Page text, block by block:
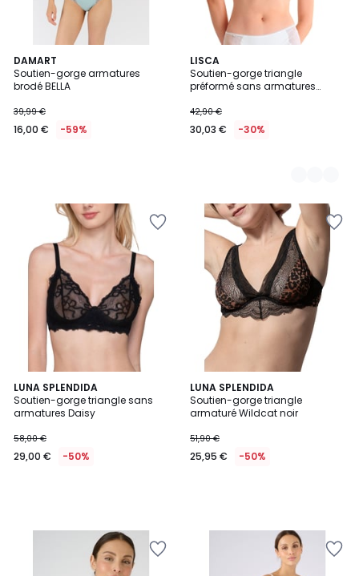
DAMART
Soutien-gorge armatures
brodé BELLA
39,99 €
16,00 € -59%
LISCA
Soutien-gorge triangle
préformé sans armatures
42,90 €
30,03 € -30%
2
Couleurs
LUNA SPLENDIDA
Soutien-gorge triangle sans
armatures Daisy
58,00 €
29,00 € -50%
LUNA SPLENDIDA
Soutien-gorge triangle
armaturé Wildcat noir
51,90 €
25,95 € -50%